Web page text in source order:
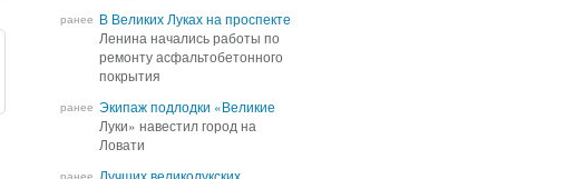
ранее В Великих Луках на проспекте
Ленина начались работы по
ремонту асфальтобетонного
покрытия
В Великих Луках на проспекте
Ленина начались работы по
ремонту асфальтобетонного
покрытия
ранее Экипаж подлодки «Великие
Луки» навестил город на
Ловати
Экипаж подлодки «Великие
Луки» навестил город на
Ловати
ранее Лучших великолукских
Лучших великолукских